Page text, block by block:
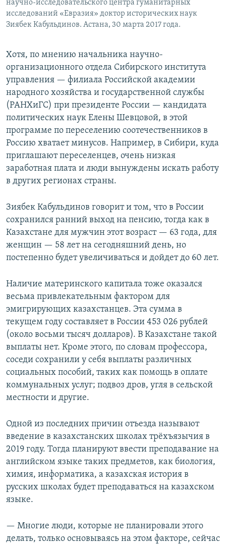
научно-исследовательского центра гуманитарных
исследований «Евразия» доктор исторических наук
Зиябек Кабульдинов. Астана, 30 марта 2017 года.
Хотя, по мнению начальника научно-
организационного отдела Сибирского института
управления — филиала Российской академии
народного хозяйства и государственной службы
(РАНХиГС) при президенте России — кандидата
политических наук Елены Шевцовой, в этой
программе по переселению соотечественников в
Россию хватает минусов. Например, в Сибири, куда
приглашают переселенцев, очень низкая
заработная плата и люди вынуждены искать работу
в других регионах страны.
Зиябек Кабульдинов говорит и том, что в России
сохранился ранний выход на пенсию, тогда как в
Казахстане для мужчин этот возраст — 63 года, для
женщин — 58 лет на сегодняшний день, но
постепенно будет увеличиваться и дойдет до 60 лет.
Наличие материнского капитала тоже оказался
весьма привлекательным фактором для
эмигрирующих казахстанцев. Эта сумма в
текущем году составляет в России 453 026 рублей
(около восьми тысяч долларов). В Казахстане такой
выплаты нет. Кроме этого, по словам профессора,
соседи сохранили у себя выплаты различных
социальных пособий, таких как помощь в оплате
коммунальных услуг; подвоз дров, угля в сельской
местности и другие.
Одной из последних причин отъезда называют
введение в казахстанских школах трёхъязычия в
2019 году. Тогда планируют ввести преподавание на
английском языке таких предметов, как биология,
химия, информатика, а казахская история в
русских школах будет преподаваться на казахском
языке.
— Многие люди, которые не планировали этого
делать, только основываясь на этом факторе, сейчас